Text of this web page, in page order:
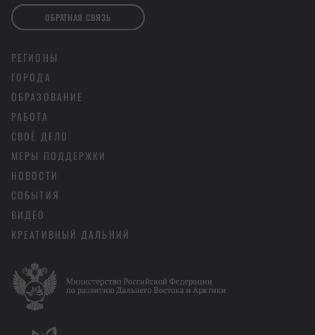
РЕГИОНЫ
ГОРОДА
ОБРАЗОВАНИЕ
РАБОТА
СВОЁ ДЕЛО
МЕРЫ ПОДДЕРЖКИ
НОВОСТИ
СОБЫТИЯ
ВИДЕО
КРЕАТИВНЫЙ ДАЛЬНИЙ
ОБРАТНАЯ СВЯЗЬ